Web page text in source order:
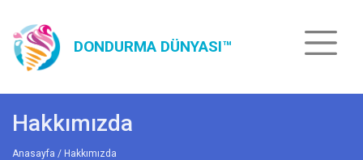
DONDURMA DÜNYASI™
Hakkımızda
Anasayfa / Hakkımızda